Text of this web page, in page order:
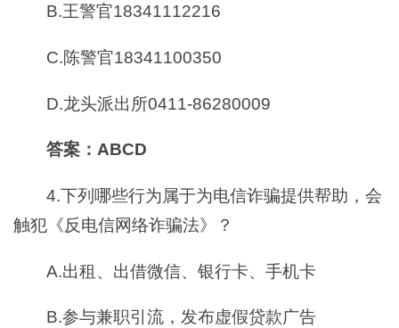
B.王警官18341112216
C.陈警官18341100350
D.龙头派出所0411-86280009
答案：ABCD
4.下列哪些行为属于为电信诈骗提供帮助，会
触犯《反电信网络诈骗法》？
A.出租、出借微信、银行卡、手机卡
B.参与兼职引流，发布虚假贷款广告